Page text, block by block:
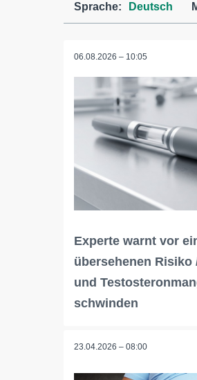
Sprache: Deutsch
06.08.2026 – 10:05
Experte warnt vor
übersehenen Risiko
und
schwinden
23.04.2026 – 08:00